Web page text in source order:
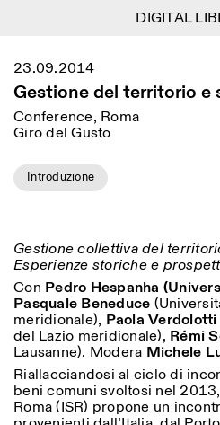
Menu
Istituto Svizzero
Research
Residencies
Organisation
Library
Jobs
Other Activities
NEWSLETTER
Signup to our newsletter to
events
Information
ISTITUTO SVIZZERO
ROME
FRONT DESK HOURS:
MON-FRI
EXHIBITION HOURS:
Filters
Art
Location
Category
All
Anthropology
Architecture
Astrophysics
More
23.09.2014
Gestione del territorio e
Conference, Roma
Giro del Gusto
Introduzione
Gestione collettiva del
Esperienze storiche e
Con Pedro Hespanha
Pasquale Beneduce
meridionale), Paola Verdolotti
del Lazio meridionale), Rémi
Lausanne). Modera Michele
Riallacciandosi al ciclo di
beni comuni svoltosi nel
Roma (ISR) propone un
DIGITAL
DIGITAL